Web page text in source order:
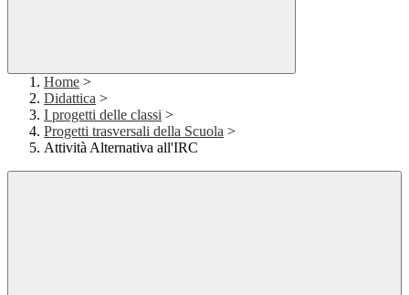
Home >
Didattica >
I progetti delle classi >
Progetti trasversali della Scuola >
Attività Alternativa all'IRC